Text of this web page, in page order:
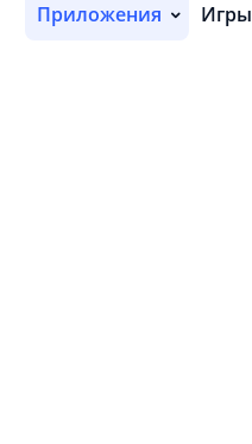
Приложения Игры